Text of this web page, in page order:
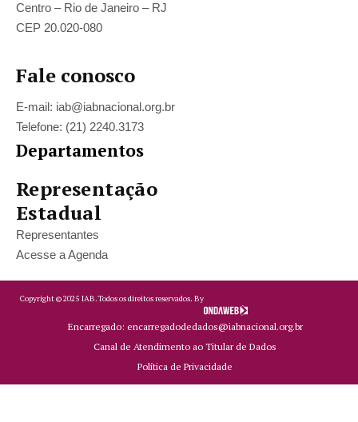
Centro – Rio de Janeiro – RJ
CEP 20.020-080
Fale conosco
E-mail: iab@iabnacional.org.br
Telefone: (21) 2240.3173
Departamentos
Representação
Estadual
Representantes
Acesse a Agenda
Copyright ©2025 IAB.Todos os direitos reservados. By
Encarregado: encarregadodedados@iabnacional.org.br
Canal de Atendimento ao Titular de Dados
Política de Privacidade